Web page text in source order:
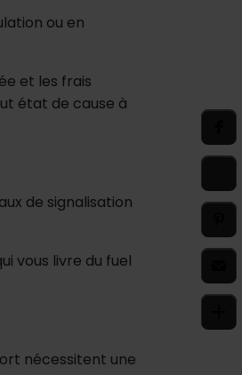
ou en
et les frais
état de cause à
de signalisation
vous livre du fuel
nécessitent une